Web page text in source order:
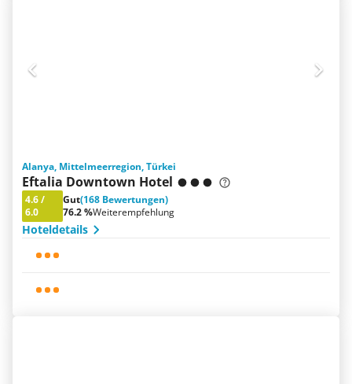
Alanya, Mittelmeerregion, Türkei
Eftalia Downtown Hotel
4.6/
6.0
Gut(168 Bewertungen)
76.2 %Weiterempfehlung
Hoteldetails